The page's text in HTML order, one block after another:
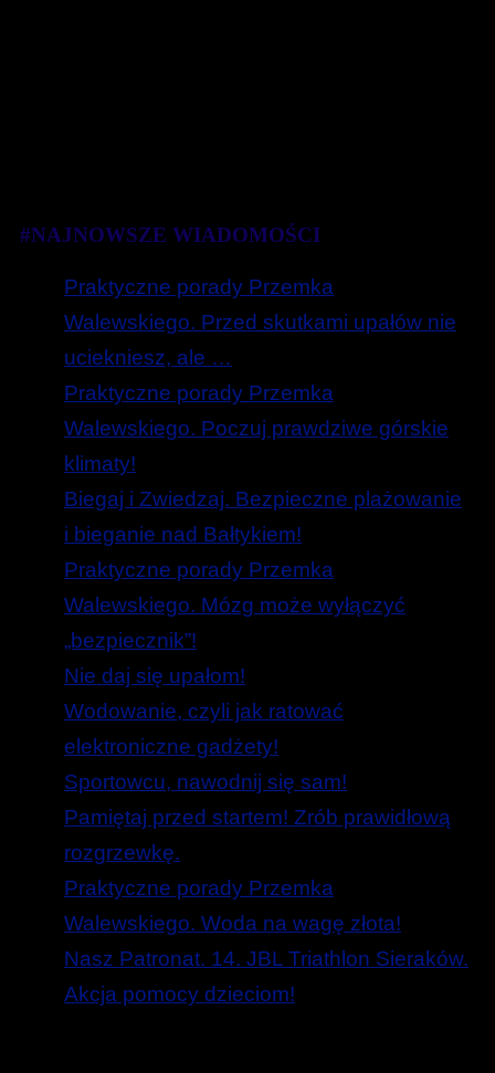
#NAJNOWSZE WIADOMOŚCI
Praktyczne porady Przemka
Walewskiego. Przed skutkami upałów nie
uciekniesz, ale …
Praktyczne porady Przemka
Walewskiego. Poczuj prawdziwe górskie
klimaty!
Biegaj i Zwiedzaj. Bezpieczne plażowanie
i bieganie nad Bałtykiem!
Praktyczne porady Przemka
Walewskiego. Mózg może wyłączyć
„bezpiecznik”!
Nie daj się upałom!
Wodowanie, czyli jak ratować
elektroniczne gadżety!
Sportowcu, nawodnij się sam!
Pamiętaj przed startem! Zrób prawidłową
rozgrzewkę.
Praktyczne porady Przemka
Walewskiego. Woda na wagę złota!
Nasz Patronat. 14. JBL Triathlon Sieraków.
Akcja pomocy dzieciom!